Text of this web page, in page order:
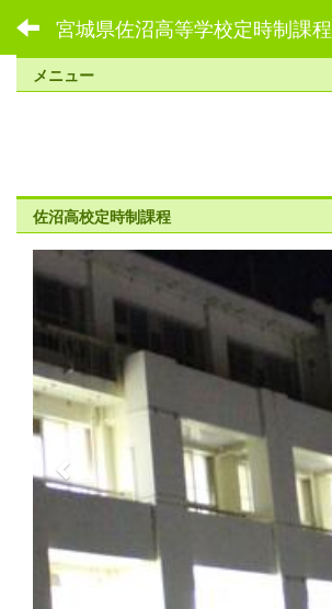
宮城県佐沼高等学校定時制課程
メニュー
佐沼高校定時制課程
r
e
v
i
o
s